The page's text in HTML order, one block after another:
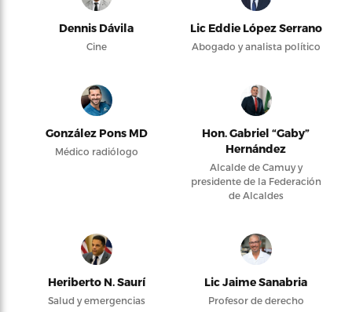
Dennis Dávila
Cine
Lic Eddie López Serrano
Abogado y analista político
González Pons MD
Médico radiólogo
Hon. Gabriel “Gaby”
Hernández
Alcalde de Camuy y
presidente de la Federación
de Alcaldes
Heriberto N. Saurí
Salud y emergencias
Lic Jaime Sanabria
Profesor de derecho